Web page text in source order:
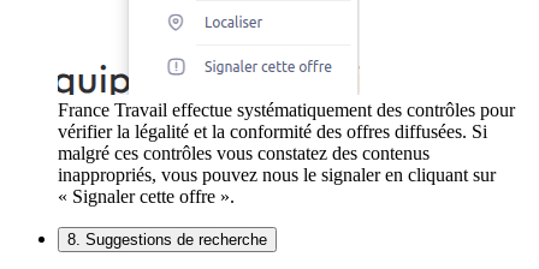
France Travail effectue systématiquement des contrôles pour
vérifier la légalité et la conformité des offres diffusées. Si
malgré ces contrôles vous constatez des contenus
inappropriés, vous pouvez nous le signaler en cliquant sur
« Signaler cette offre ».
8. Suggestions de recherche